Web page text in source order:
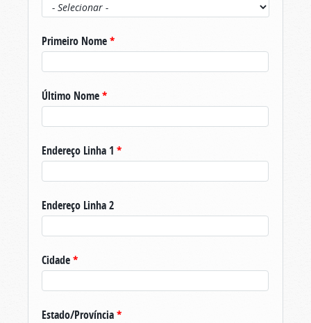
Primeiro Nome*
Último Nome*
Endereço Linha 1 *
Endereço Linha 2
Cidade*
Estado/Província*